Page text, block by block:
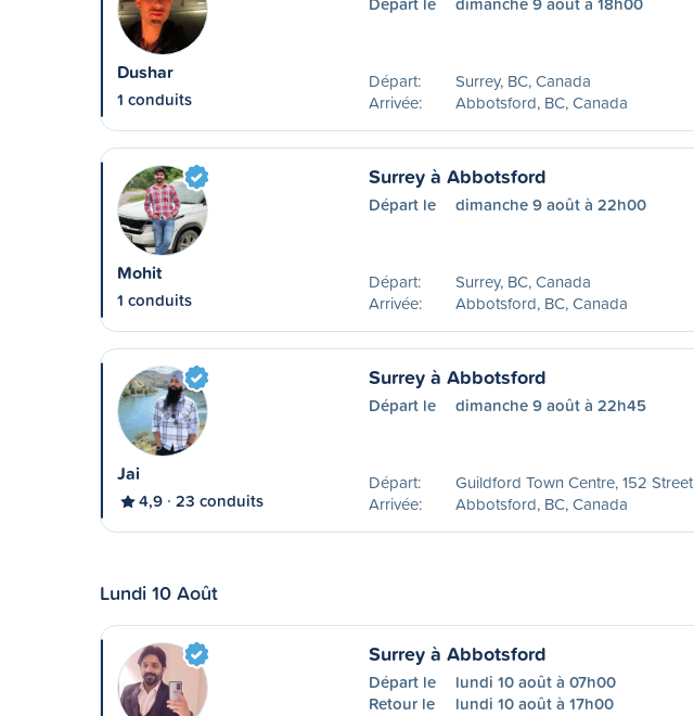
Dushar
1 conduits
Départ:
Surrey, BC, Canada
Arrivée:
Abbotsford, BC, Canada
Mohit
1 conduits
Surrey à Abbotsford
Départ le dimanche 9 août à 22h00
Départ:
Surrey, BC, Canada
Arrivée:
Abbotsford, BC, Canada
Jai
4,9 23 conduits
Surrey à Abbotsford
Départ le dimanche 9 août à 22h45
Départ:
Guildford Town Centre, 152 Street
Arrivée:
Abbotsford, BC, Canada
Lundi 10 Août
Surrey à Abbotsford
Départ le
lundi 10 août à 07h00
Retour le
lundi 10 août à 17h00